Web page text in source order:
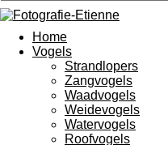
Home
Vogels
Strandlopers
Zangvogels
Waadvogels
Weidevogels
Watervogels
Roofvogels